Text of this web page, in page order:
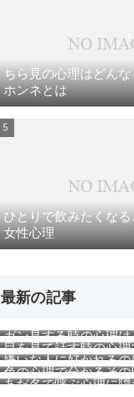
ちら見の心理はどん
ホンネとは
ひとりで飲みたくな
女性心理
最新の記事
ガン見する時の心理
目を見て話す時の心
５つのこと
嫌いな人に好かれる
の理由
色の心理で分かるそ
持ち
あだ名で呼ぶ心理に